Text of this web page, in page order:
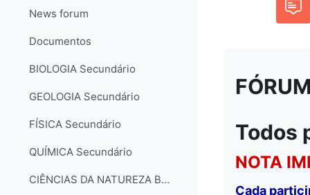
News forum
Documentos
BIOLOGIA Secundário
GEOLOGIA Secundário
FÍSICA Secundário
QUÍMICA Secundário
CIÊNCIAS DA NATUREZA Básico
Todos
NOTA
Cada